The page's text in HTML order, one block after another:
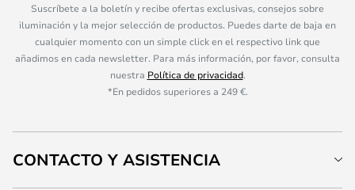
Suscríbete a la boletín y recibe ofertas exclusivas, consejos sobre
iluminación y la mejor selección de productos. Puedes darte de baja en
cualquier momento con un simple click en el respectivo link que
añadimos en cada newsletter. Para más información, por favor, consulta
nuestra Política de privacidad.
*En pedidos superiores a 249 €.
CONTACTO Y ASISTENCIA